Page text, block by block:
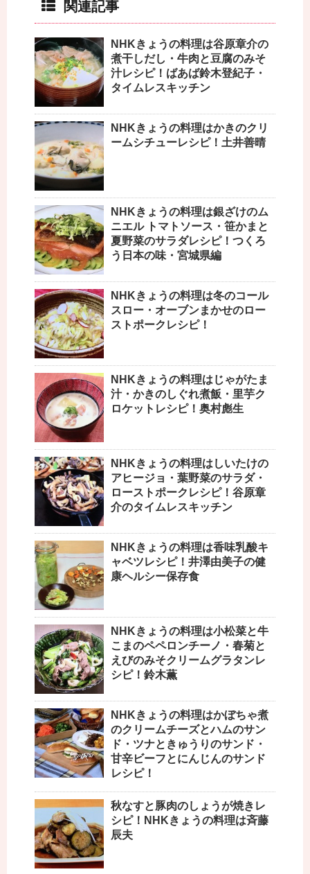
関連記事
NHKきょうの料理は谷原章介の
煮干しだし・牛肉と豆腐のみそ
汁レシピ！ばあば鈴木登紀子・
タイムレスキッチン
NHKきょうの料理はかきのクリ
ームシチューレシピ！土井善晴
NHKきょうの料理は銀ざけのム
ニエル トマトソース・笹かまと
夏野菜のサラダレシピ！つくろ
う日本の味・宮城県編
NHKきょうの料理は冬のコール
スロー・オーブンまかせのロー
ストポークレシピ！
NHKきょうの料理はじゃがたま
汁・かきのしぐれ煮飯・里芋ク
ロケットレシピ！奥村彪生
NHKきょうの料理はしいたけの
アヒージョ・葉野菜のサラダ・
ローストポークレシピ！谷原章
介のタイムレスキッチン
NHKきょうの料理は香味乳酸キ
ャベツレシピ！井澤由美子の健
康ヘルシー保存食
NHKきょうの料理は小松菜と牛
こまのペペロンチーノ・春菊と
えびのみそクリームグラタンレ
シピ！鈴木薫
NHKきょうの料理はかぼちゃ煮
のクリームチーズとハムのサン
ド・ツナときゅうりのサンド・
甘辛ビーフとにんじんのサンド
レシピ！
秋なすと豚肉のしょうが焼きレ
シピ！NHKきょうの料理は斉藤
辰夫